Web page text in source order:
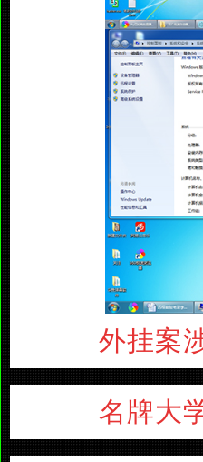
外挂案涉
名牌大学